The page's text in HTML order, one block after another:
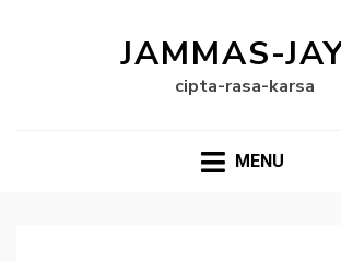
JAMMAS-
cipta-rasa-karsa
MENU